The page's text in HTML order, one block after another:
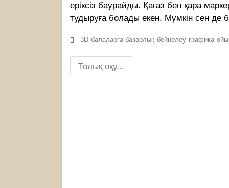
еріксіз баурайды. Қағаз бен қара
тудыруға болады екен. Мүмкін сен де
3D балаларға базарлық бейнелеу графика
Толық оқу...